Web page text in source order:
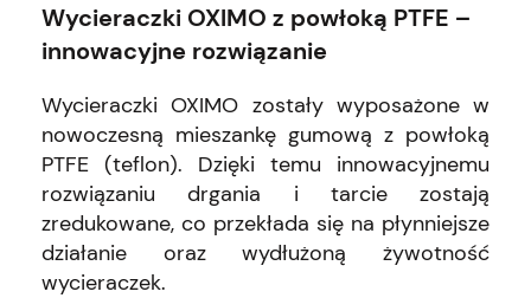
Wycieraczki OXIMO z powłoką PTFE –
innowacyjne rozwiązanie
Wycieraczki OXIMO zostały wyposażone w
nowoczesną mieszankę gumową z powłoką
PTFE (teflon). Dzięki temu innowacyjnemu
rozwiązaniu drgania i tarcie zostają
zredukowane, co przekłada się na płynniejsze
działanie oraz wydłużoną żywotność
wycieraczek.